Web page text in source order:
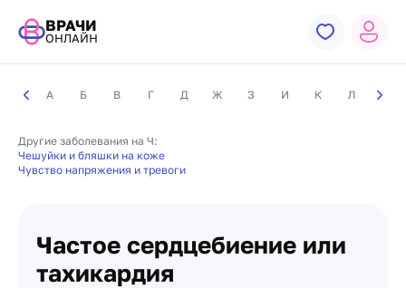
ВРАЧИ
ОНЛАЙН
А Б В Г Д Ж З И К Л М
Другие заболевания на Ч:
Чешуйки и бляшки на коже
Чувство напряжения и тревоги
Частое сердцебиение или
тахикардия